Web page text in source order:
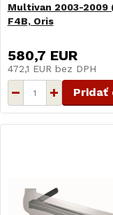
Multivan 2003-2009
F4B, Oris
580,7 EUR
472,1 EUR bez DPH
Pridať